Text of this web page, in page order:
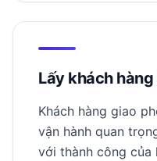
Lấy khách
Khách hàng giao
vận hành quan
với thành công của